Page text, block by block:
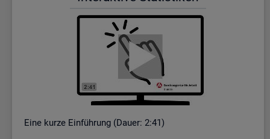
Eine kurze Ein­füh­rung (Dauer: 2:41)